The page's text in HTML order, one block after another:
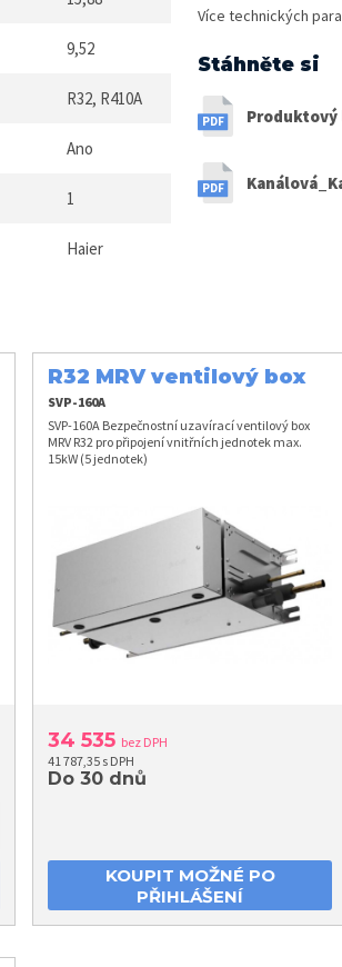
9,52
R32, R410A
Ano
1
Haier
Více technických
Stáhněte si
R32 MRV ventilový box
15kW
SVP-160A
SVP-160A Bezpečnostní uzavírací ventilový box
MRV R32 pro připojení vnitřních jednotek max.
15kW (5 jednotek)
34 535 bez DPH
41 787,35 s DPH
Do 30 dnů
KOUPIT MOŽNÉ PO
PŘIHLÁŠENÍ